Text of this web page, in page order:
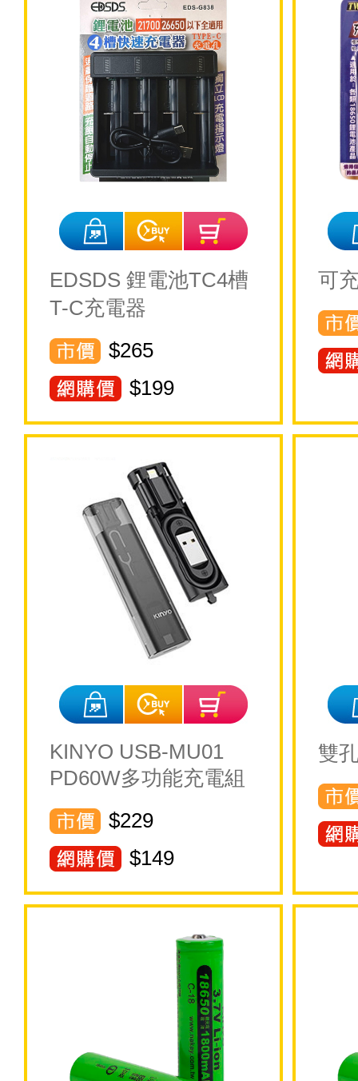
EDSDS 鋰電池TC4槽
T-C充電器
$265
$199
可
KINYO USB-MU01
PD60W多功能充電組
$229
$149
雙